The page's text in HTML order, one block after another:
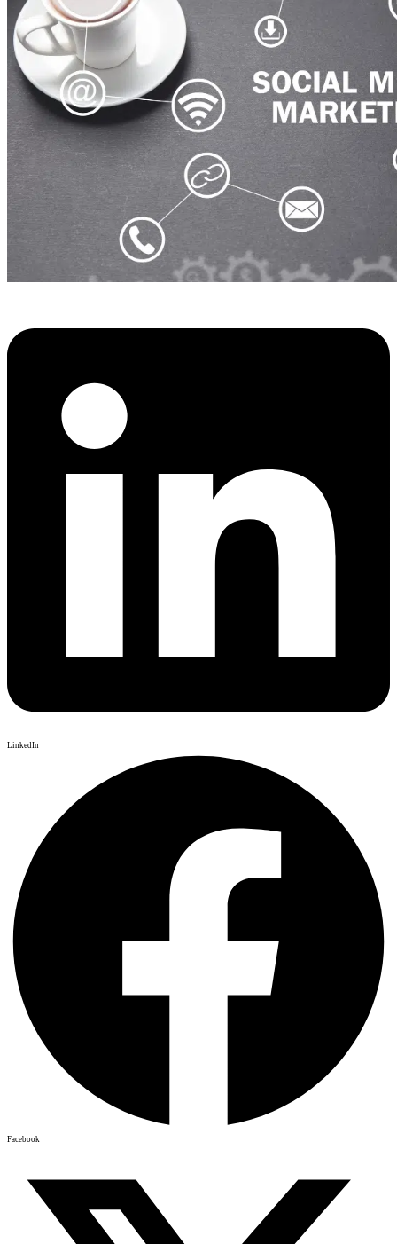
LinkedIn
Facebook